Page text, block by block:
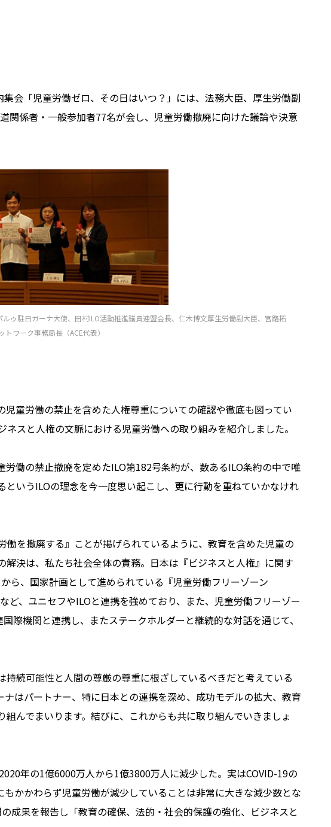
会「児童労働ゼロ、その日はいつ？」には、法務大臣、厚生労働副
関係者・一般参加者77名が会し、児童労働撤廃に向けた議論や決意
ゥ駐日ガーナ大使、田村ILO活動推進議員連盟会長、仁木博文厚生労働副大臣、宮路拓
ワーク事務局長（ACE代表）
童労働の禁止を含めた人権尊重についての確認や徹底も図ってい
スと人権の文脈における児童労働への取り組みを紹介しました。
働の禁止撤廃を定めたILO第182号条約が、数あるILO条約の中で唯
いうILOの理念を今一度思い起こし、更に行動を重ねていかなけれ
を撤廃する』ことが掲げられているように、教育を含めた児童の
決は、私たち社会全体の責務。日本は『ビジネスと人権』に関す
ら、国家計画として進められている『児童労働フリーゾーン
ど、ユニセフやILOと連携を強めており、また、児童労働フリーゾー
際機関と連携し、またステークホルダーと継続的な対話を通じて、
続可能性と人間の尊厳の尊重に根ざしているべきだと考えている
はパートナー、特に日本との連携を深め、成功モデルの拡大、教育
んでまいります。結びに、これからも共に取り組んでいきましょ
年の1億6000万人から1億3800万人に減少した。実はCOVID-19の
かかわらず児童労働が減少していることは非常に大きな減少数とな
成果を報告し「教育の確保、法的・社会的保護の強化、ビジネスと